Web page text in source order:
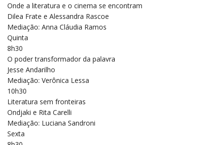
Onde a literatura e o cinema se encontram
Dilea Frate e Alessandra Rascoe
Mediação: Anna Cláudia Ramos
Quinta
8h30
O poder transformador da palavra
Jesse Andarilho
Mediação: Verônica Lessa
10h30
Literatura sem fronteiras
Ondjaki e Rita Carelli
Mediação: Luciana Sandroni
Sexta